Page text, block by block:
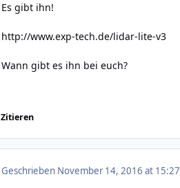
Es gibt ihn!
http://www.exp-tech.de/lidar-lite-v3
Wann gibt es ihn bei euch?
Zitieren
Geschrieben November 14, 2016 at 15:27